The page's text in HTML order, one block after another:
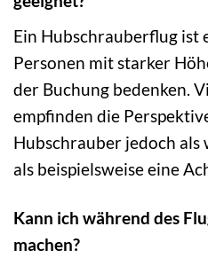
Ein Hubschrauberflug ist
Personen mit starker
der Buchung bedenken.
empfinden die
Hubschrauber jedoch als
als beispielsweise eine
Kann ich während des
machen?